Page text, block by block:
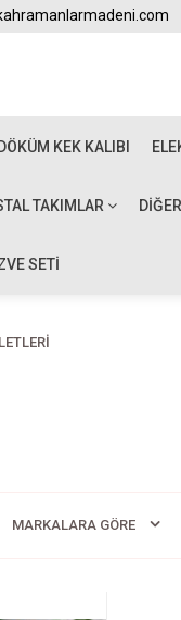
DÖKÜM KEK KALIBI
TAKIMLAR
SETİ
MARKALARA GÖRE